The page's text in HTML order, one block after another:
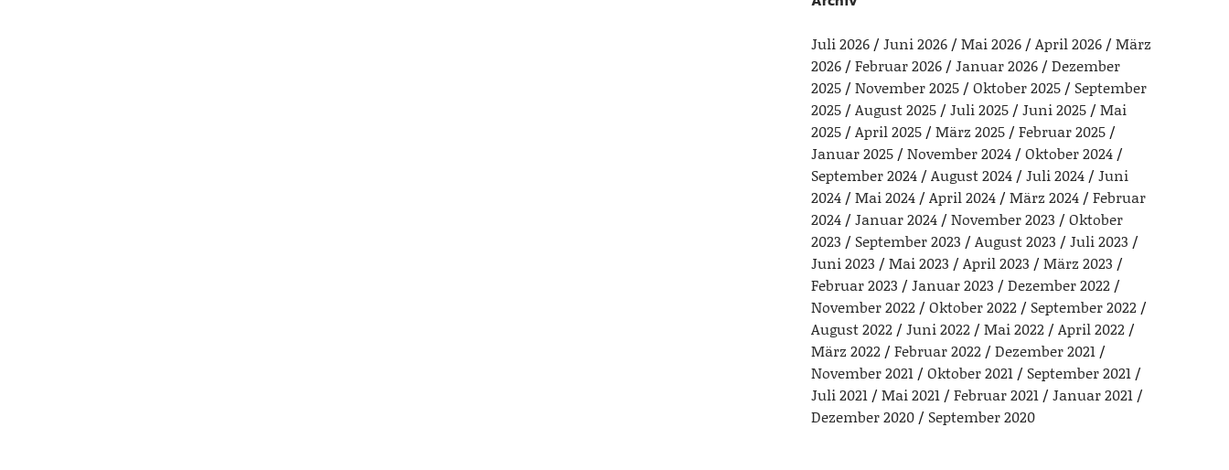
Juli 2026 Juni 2026 Mai 2026 April 2026
März
2026
Februar 2026 Januar 2026
Dezember
2025
November 2025 Oktober 2025
September
2025
August 2025 Juli 2025 Juni 2025
Mai
2025
April 2025 März 2025
Februar 2025
Januar 2025
November 2024
Oktober 2024
September 2024
August 2024 Juli 2024
Juni
2024
Mai 2024 April 2024 März 2024
Februar
2024
Januar 2024 November 2023
Oktober
2023
September 2023 August 2023
Juli 2023
Juni 2023
Mai 2023 April 2023
März 2023
Februar 2023
Januar 2023
Dezember 2022
November 2022
Oktober 2022
September 2022
August 2022
Juni 2022 Mai 2022
April 2022
März 2022
Februar 2022
Dezember 2021
November 2021
Oktober 2021
September 2021
Juli 2021
Mai 2021 Februar 2021
Januar 2021
Dezember 2020
September 2020